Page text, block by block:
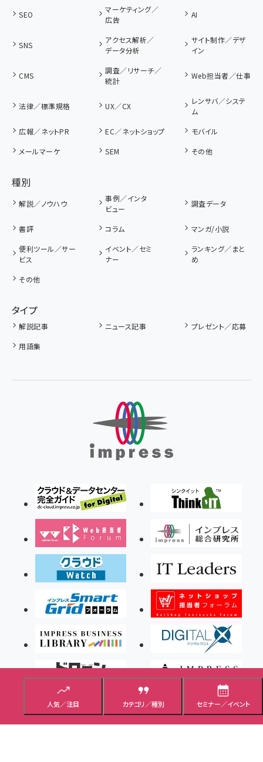
人気／注目 カテゴリ／種別 セミナー／イベント
SEO
マーケティング／
広告
AI
SNS
アクセス解析／
データ分析
サイト制作／デザ
イン
CMS
調査／リサーチ／
統計
Web担当者／仕事
法律／標準規格 UX／CX
レンサバ／システ
ム
広報／ネットPR
EC／ネットショップ
モバイル
メールマーケ
SEM その他
種別
解説／ノウハウ
事例／インタ
ビュー
調査データ
書評 コラム
マンガ/小説
便利ツール／サー
ビス
イベント／セミ
ナー
ランキング／まと
め
その他
タイプ
解説記事 ニュース記事
プレゼント／応募
用語集